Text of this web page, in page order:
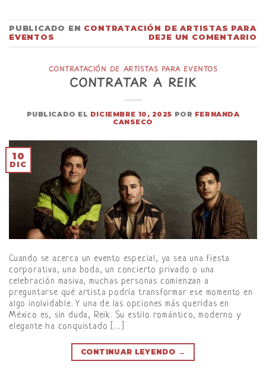
PUBLICADO EN CONTRATACIÓN DE ARTISTAS PARA
EVENTOS
DEJE UN COMENTARIO
CONTRATACIÓN DE ARTISTAS PARA EVENTOS
CONTRATAR A REIK
PUBLICADO EL DICIEMBRE 10, 2025 POR FERNANDA
CANSECO
10
DIC
Cuando se acerca un evento especial, ya sea una fiesta
corporativa, una boda, un concierto privado o una
celebración masiva, muchas personas comienzan a
preguntarse qué artista podría transformar ese momento en
algo inolvidable. Y una de las opciones más queridas en
México es, sin duda, Reik. Su estilo romántico, moderno y
elegante ha conquistado […]
CONTINUAR LEYENDO →